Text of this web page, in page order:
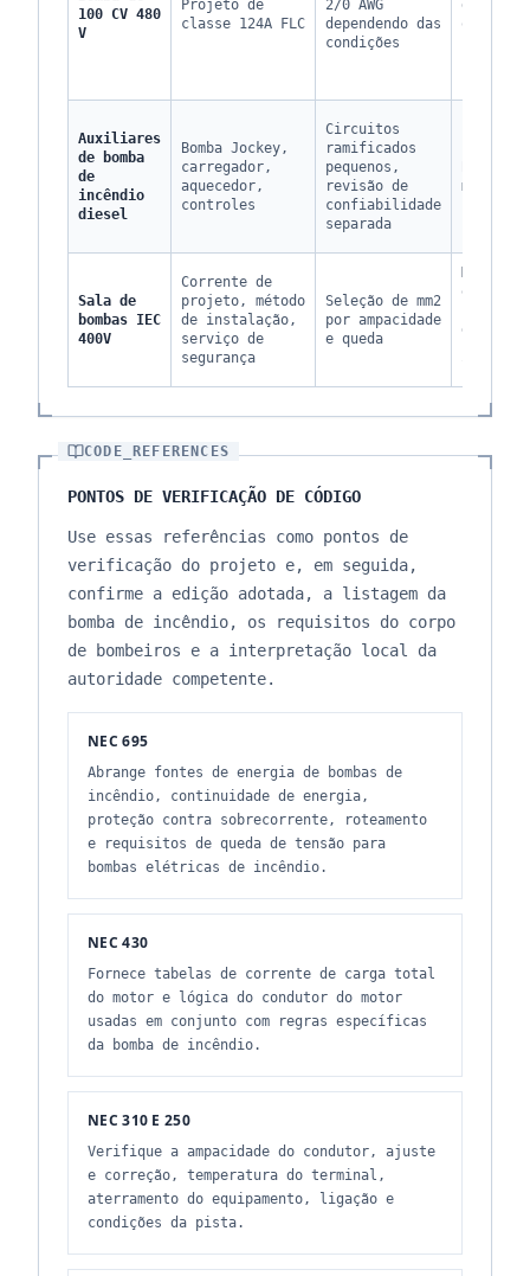
100 CV 480
V
Projeto de
classe 124A FLC
2/0 AWG
dependendo das
condições
durante
o
Auxiliares
de bomba
de
incêndio
diesel
Bomba Jockey,
carregador,
aquecedor,
controles
Circuitos
ramificados
pequenos,
revisão de
confiabilidade
separada
médio
Sala de
bombas IEC
400V
Corrente de
projeto, método
de instalação,
serviço de
segurança
Seleção de mm2
por ampacidade
e queda
em
de
CODE_REFERENCES
PONTOS DE VERIFICAÇÃO DE CÓDIGO
Use essas referências como pontos de
verificação do projeto e, em seguida,
confirme a edição adotada, a listagem da
bomba de incêndio, os requisitos do corpo
de bombeiros e a interpretação local da
autoridade competente.
NEC 695
Abrange fontes de energia de bombas de
incêndio, continuidade de energia,
proteção contra sobrecorrente, roteamento
e requisitos de queda de tensão para
bombas elétricas de incêndio.
NEC 430
Fornece tabelas de corrente de carga total
do motor e lógica do condutor do motor
usadas em conjunto com regras específicas
da bomba de incêndio.
NEC 310 E 250
Verifique a ampacidade do condutor, ajuste
e correção, temperatura do terminal,
aterramento do equipamento, ligação e
condições da pista.